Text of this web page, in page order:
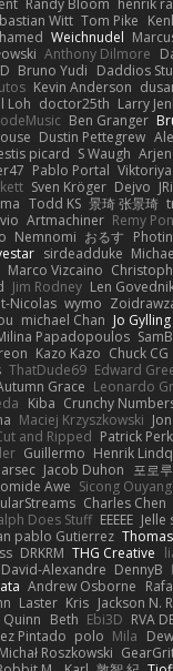
Witt Tom Pike
Weichnudel
Anthony Dilmore
Bruno Yudi Daddios
Kevin Anderson
Loh doctor25th Larry
Ben Granger
Dustin Pettegrew
picard S Waugh
Pablo Portal Viktoriya
Sven Kröger Dejvo
Todd KS 景琦 张景琦
Artmachiner Remy
Nemnomi おるす
sirdeadduke
Marco Vizcaino
Jim Rodney Len
Nicolas wymo
michael Chan Jo Gylling
Papadopoulos
Kazo Kazo Chuck CG
ThatDude69 Edward
Grace Leonardo
Kiba Crunchy
Maciej Krzyszkowski
and Ripped Patrick
Guillermo Henrik
Jacob Duhon 포로루
Awe Sicong Ouyang
Charles Chen
Does Stuff EEEEE Jelle
pablo Gutierrez
DRKRM THG Creative
Alexandre DennyB
Andrew Osborne
Laster Kris Jackson N.
Quinn Beth Ebi3D RVA
Pintado polo Mila
Michał Roszkowski